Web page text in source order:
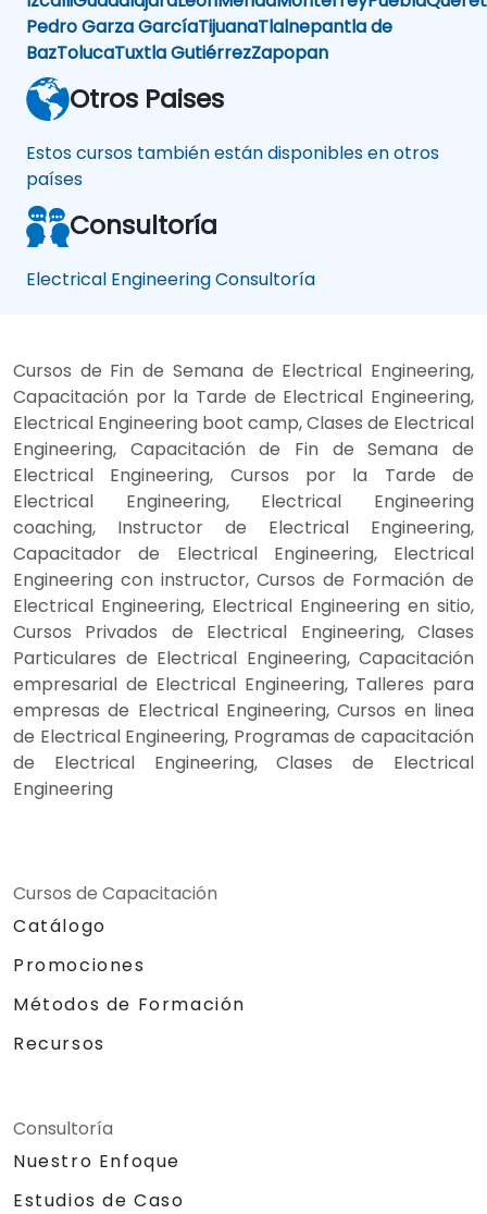
Pedro Garza GarcíaTijuanaTlalnepantla de
BazTolucaTuxtla GutiérrezZapopan
Otros Paises
Estos cursos también están disponibles en otros
países
Consultoría
Electrical Engineering Consultoría
Cursos de Fin de Semana de Electrical Engineering,
Capacitación por la Tarde de Electrical Engineering,
Electrical Engineering boot camp, Clases de Electrical
Engineering, Capacitación de Fin de Semana de
Electrical Engineering, Cursos por la Tarde de
Electrical Engineering, Electrical Engineering
coaching, Instructor de Electrical Engineering,
Capacitador de Electrical Engineering, Electrical
Engineering con instructor, Cursos de Formación de
Electrical Engineering, Electrical Engineering en sitio,
Cursos Privados de Electrical Engineering, Clases
Particulares de Electrical Engineering, Capacitación
empresarial de Electrical Engineering, Talleres para
empresas de Electrical Engineering, Cursos en linea
de Electrical Engineering, Programas de capacitación
de Electrical Engineering, Clases de Electrical
Engineering
Cursos de Capacitación
Catálogo
Promociones
Métodos de Formación
Recursos
Consultoría
Nuestro Enfoque
Estudios de Caso